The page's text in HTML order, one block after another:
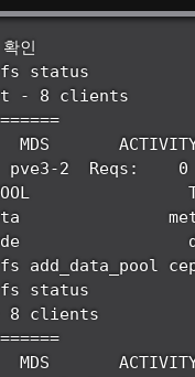
인
- 8 clients
MDS
8 clients
MDS